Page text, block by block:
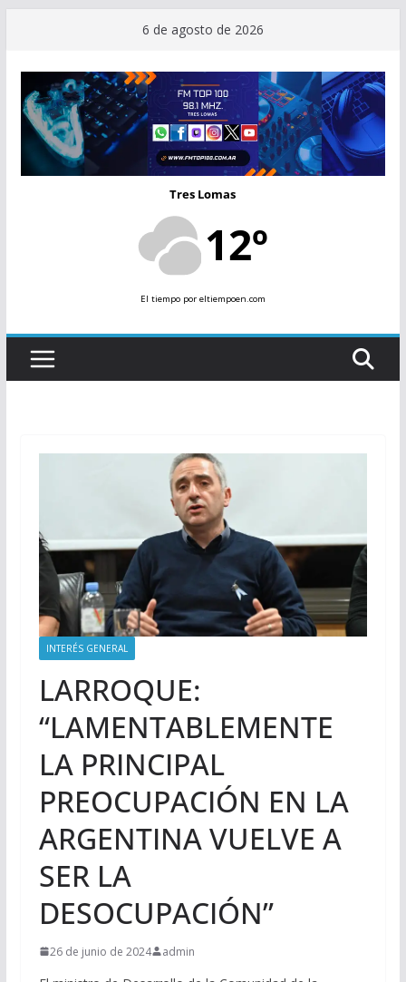
contenido
6 de agosto de 2026
Tres Lomas
12º
El tiempopor eltiempoen.com
INTERÉS GENERAL
LARROQUE:
“LAMENTABLEMENTE
LA PRINCIPAL
PREOCUPACIÓN EN LA
ARGENTINA VUELVE A
SER LA
DESOCUPACIÓN”
26 de junio de 2024 admin